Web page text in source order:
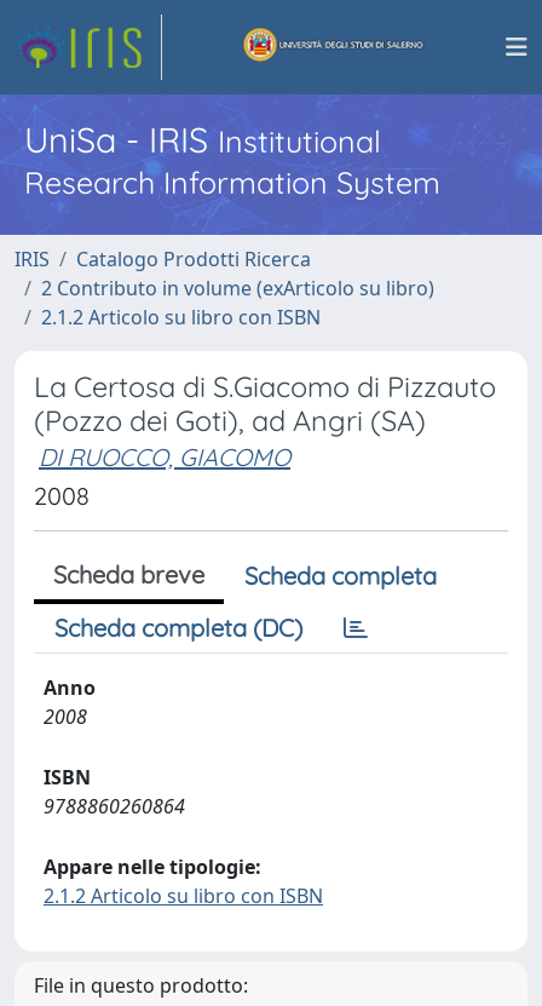
UniSa - IRISInstitutional
Research Information System
IRIS
Catalogo Prodotti Ricerca
2 Contributo in volume (exArticolo su libro)
2.1.2 Articolo su libro con ISBN
La Certosa di S.Giacomo di Pizzauto
(Pozzo dei Goti), ad Angri (SA)
DI RUOCCO, GIACOMO
2008
Scheda breve
Scheda completa
Scheda completa (DC)
Anno
2008
ISBN
9788860260864
Appare nelle tipologie:
2.1.2 Articolo su libro con ISBN
File in questo prodotto: